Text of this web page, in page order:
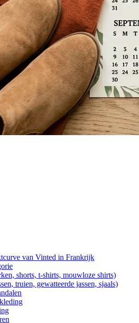
van Vinted in Frankrijk
shorts, t-shirts, mouwloze shirts)
truien, gewatteerde jassen, sjaals)